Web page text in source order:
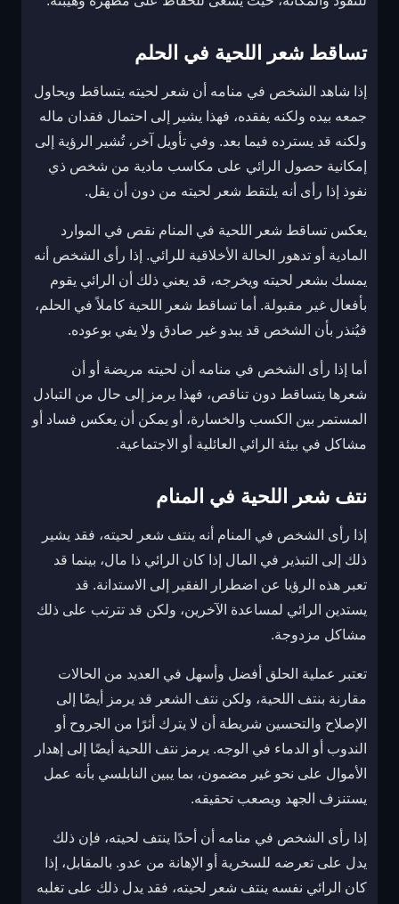
تساقط شعر اللحية في الحلم
إذا شاهد الشخص في منامه أن شعر لحيته يتساقط ويحاول
جمعه بيده ولكنه يفقده، فهذا يشير إلى احتمال فقدان ماله
ولكنه قد يسترده فيما بعد. وفي تأويل آخر، تُشير الرؤية إلى
إمكانية حصول الرائي على مكاسب مادية من شخص ذي
نفوذ إذا رأى أنه يلتقط شعر لحيته من دون أن يقل.
يعكس تساقط شعر اللحية في المنام نقص في الموارد
المادية أو تدهور الحالة الأخلاقية للرائي. إذا رأى الشخص أنه
يمسك بشعر لحيته ويخرجه، قد يعني ذلك أن الرائي يقوم
بأفعال غير مقبولة. أما تساقط شعر اللحية كاملاً في الحلم،
فيُنذر بأن الشخص قد يبدو غير صادق ولا يفي بوعوده.
أما إذا رأى الشخص في منامه أن لحيته مريضة أو أن
شعرها يتساقط دون تناقص، فهذا يرمز إلى حال من التبادل
المستمر بين الكسب والخسارة، أو يمكن أن يعكس فساد أو
مشاكل في بيئة الرائي العائلية أو الاجتماعية.
نتف شعر اللحية في المنام
إذا رأى الشخص في المنام أنه ينتف شعر لحيته، فقد يشير
ذلك إلى التبذير في المال إذا كان الرائي ذا مال، بينما قد
تعبر هذه الرؤيا عن اضطرار الفقير إلى الاستدانة. قد
يستدين الرائي لمساعدة الآخرين، ولكن قد تترتب على ذلك
مشاكل مزدوجة.
تعتبر عملية الحلق أفضل وأسهل في العديد من الحالات
مقارنة بنتف اللحية، ولكن نتف الشعر قد يرمز أيضًا إلى
الإصلاح والتحسين شريطة أن لا يترك أثرًا من الجروح أو
الندوب أو الدماء في الوجه. يرمز نتف اللحية أيضًا إلى إهدار
الأموال على نحو غير مضمون، بما يبين النابلسي بأنه عمل
يستنزف الجهد ويصعب تحقيقه.
إذا رأى الشخص في منامه أن أحدًا ينتف لحيته، فإن ذلك
يدل على تعرضه للسخرية أو الإهانة من عدو. بالمقابل، إذا
كان الرائي نفسه ينتف شعر لحيته، فقد يدل ذلك على تغلبه